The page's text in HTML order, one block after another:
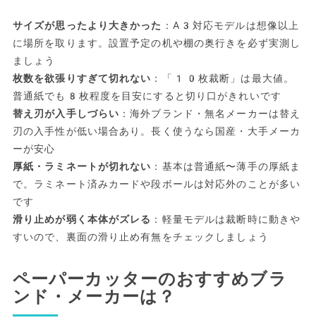
サイズが思ったより大きかった ：A3対応モデルは想像以上
に場所を取ります。設置予定の机や棚の奥行きを必ず実測し
ましょう
枚数を欲張りすぎて切れない ：「10枚裁断」は最大値。
普通紙でも8枚程度を目安にすると切り口がきれいです
替え刃が入手しづらい ：海外ブランド・無名メーカーは替え
刃の入手性が低い場合あり。長く使うなら国産・大手メーカ
ーが安心
厚紙・ラミネートが切れない ：基本は普通紙〜薄手の厚紙ま
で。ラミネート済みカードや段ボールは対応外のことが多い
です
滑り止めが弱く本体がズレる ：軽量モデルは裁断時に動きや
すいので、裏面の滑り止め有無をチェックしましょう
ペーパーカッターのおすすめブラ
ンド・メーカーは？